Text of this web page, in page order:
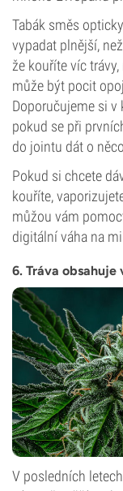
Tabák směs
vypadat plnější,
že kouříte víc
může být pocit
Doporučujeme si v
pokud se při
do jointu dát o
Pokud si chcete
kouříte,
můžou vám
digitální váha na
6. Tráva obsahuje
V posledních